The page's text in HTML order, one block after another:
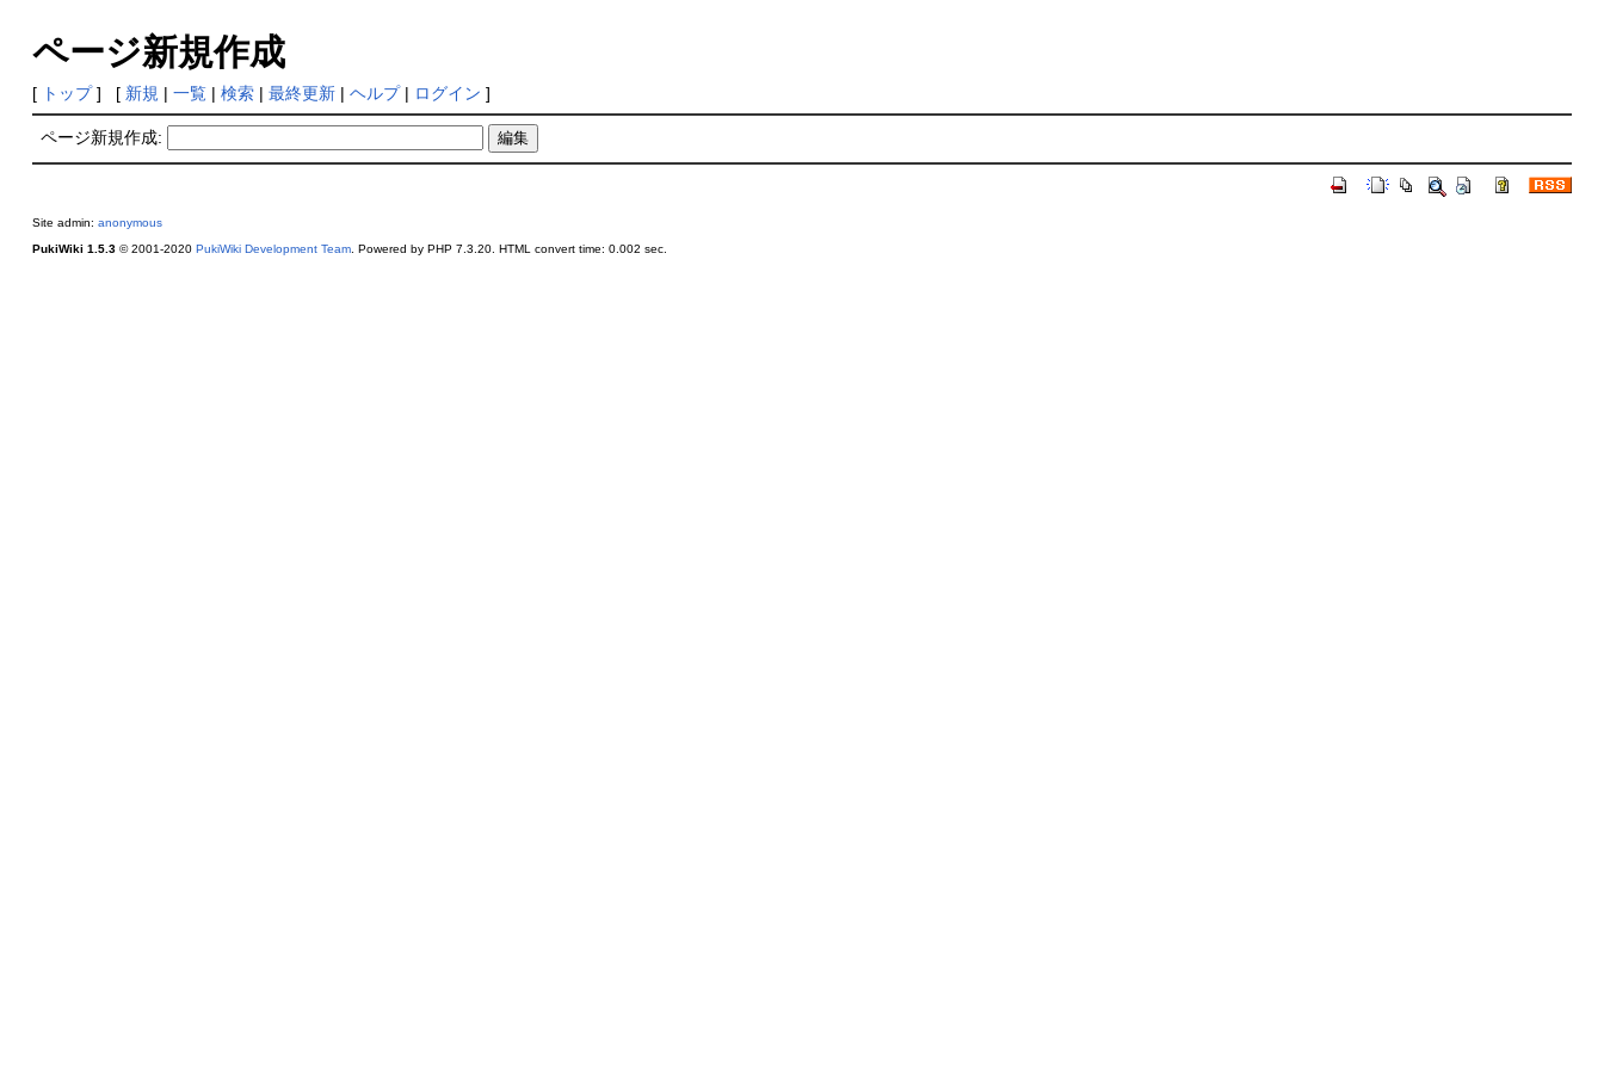
ページ新規作成
[ トップ] [ 新規 | 一覧| 検索| 最終更新| ヘルプ| ログイン ]
ページ新規作成:
Site admin: anonymous
PukiWiki 1.5.3© 2001-2020 PukiWiki Development Team. Powered by PHP 7.3.20. HTML convert time: 0.002 sec.